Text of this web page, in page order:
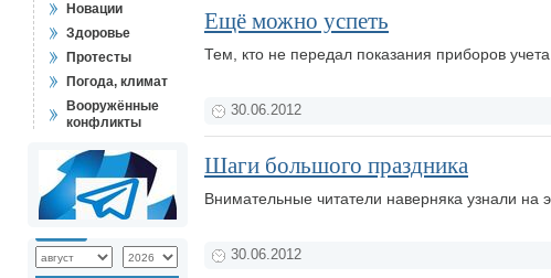
Новации
Здоровье
Протесты
Погода, климат
Вооружённые
конфликты
Ещё можно успеть
Тем, кто не передал показания приборов
30.06.2012
Шаги большого праздника
Внимательные читатели наверняка узнали на
30.06.2012